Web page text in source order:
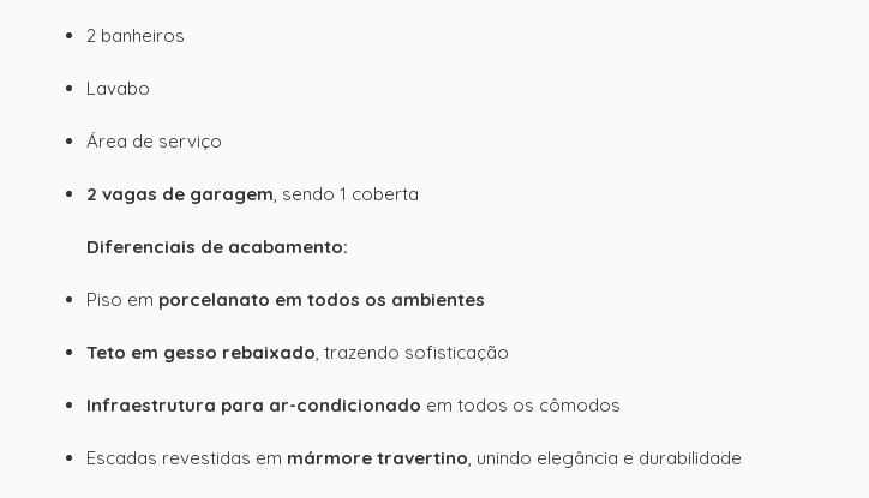
2 banheiros
Lavabo
Área de serviço
2 vagas de garagem, sendo 1 coberta
Diferenciais de acabamento:
Piso em porcelanato em todos os ambientes
Teto em gesso rebaixado, trazendo sofisticação
Infraestrutura para ar-condicionado em todos os cômodos
Escadas revestidas em mármore travertino, unindo elegância e durabilidade